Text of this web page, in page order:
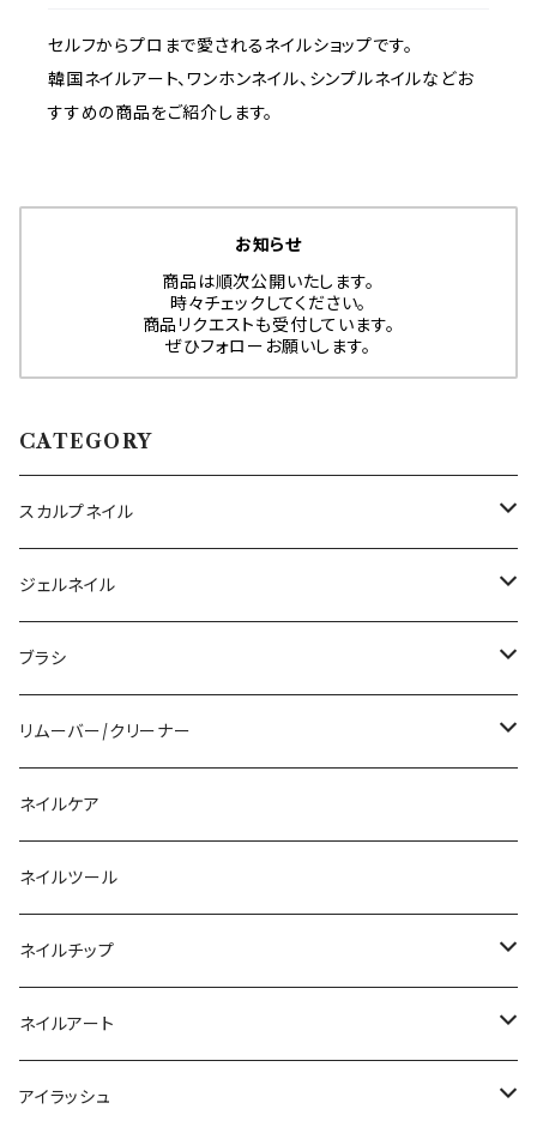
セルフからプロまで愛されるネイルショップです。
韓国ネイルアート、ワンホンネイル、シンプルネイルなどお
すすめの商品をご紹介します。
お知らせ
商品は順次公開いたします。
時々チェックしてください。
商品リクエストも受付しています。
ぜひフォローお願いします。
CATEGORY
スカルプネイル
アクリルジェル
アクリルリキッド
その他ツール
ジェルネイル
トップジェル
ベースジェル
ファンクションジェル
カラージェル
ベーシックカラージェル
マグネットジェル
ブラシ
ジェルブラシ
アクリルブラシ
マグネット
その他
リムーバー/クリーナー
リムーバー
クリーナー
アセトン
エタノール
ネイルケア
ネイルツール
ネイルチップ
ノーマルチップ
ソフトジェルチップ
ネイルアート
パール
アイラッシュ